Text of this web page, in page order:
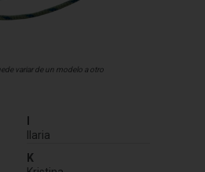
variar de un modelo a otro
I
Ilaria
K